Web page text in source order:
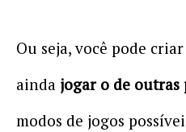
Ou seja, você pode
ainda jogar o de outras
modos de jogos